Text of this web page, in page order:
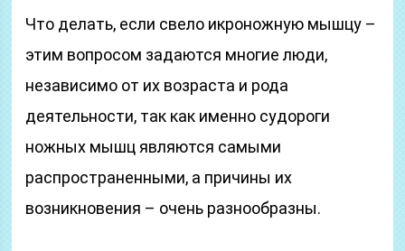
Что делать, если свело икроножную мышцу –
этим вопросом задаются многие люди,
независимо от их возраста и рода
деятельности, так как именно судороги
ножных мышц являются самыми
распространенными, а причины их
возникновения – очень разнообразны.